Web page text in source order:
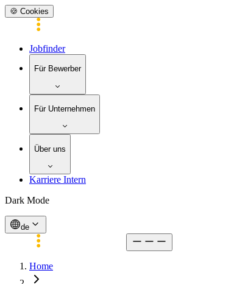
🍪 Cookies
Jobfinder
Für Bewerber
Für Unternehmen
Über uns
Karriere Intern
Dark Mode
de
Home